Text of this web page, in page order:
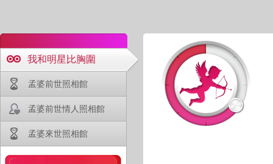
我和明星比胸圍
孟婆前世照相館
孟婆前世情人照相館
孟婆來世照相館